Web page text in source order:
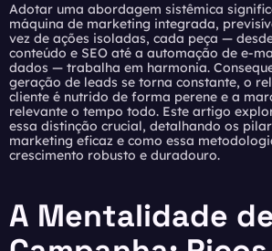
Adotar uma abordagem sistêmica
máquina de marketing integrada,
vez de ações isoladas, cada peça —
conteúdo e SEO até a automação de e-
dados — trabalha em harmonia.
geração de leads se torna constante, o
cliente é nutrido de forma perene e a
relevante o tempo todo. Este artigo
essa distinção crucial, detalhando os
marketing eficaz e como essa
crescimento robusto e duradouro.
A Mentalidade